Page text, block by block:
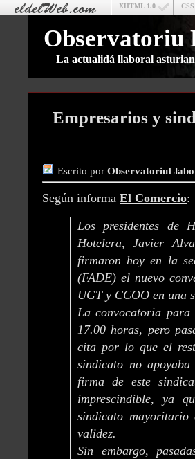
XHTML 1.0
Observatoriu
La actualidá llaboral
Empresarios y
Escrito por
Según informa El Comercio:
Los presidentes de
Hotelera, Javier
firmaron hoy en la
(FADE) el nuevo
UGT y CCOO en una
La convocatoria
17.00 horas, pero
cita por lo que el
sindicato no
firma de este
imprescindible, ya
sindicato
validez.
Sin embargo,